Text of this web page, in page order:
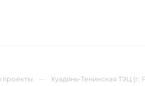
проекты Хуадянь-Тенинская ТЭЦ (г.